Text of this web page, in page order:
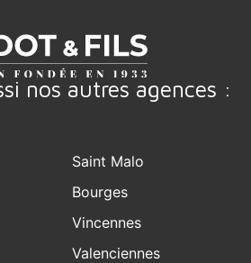
nos autres agences :
Saint Malo
Bourges
Vincennes
Valenciennes